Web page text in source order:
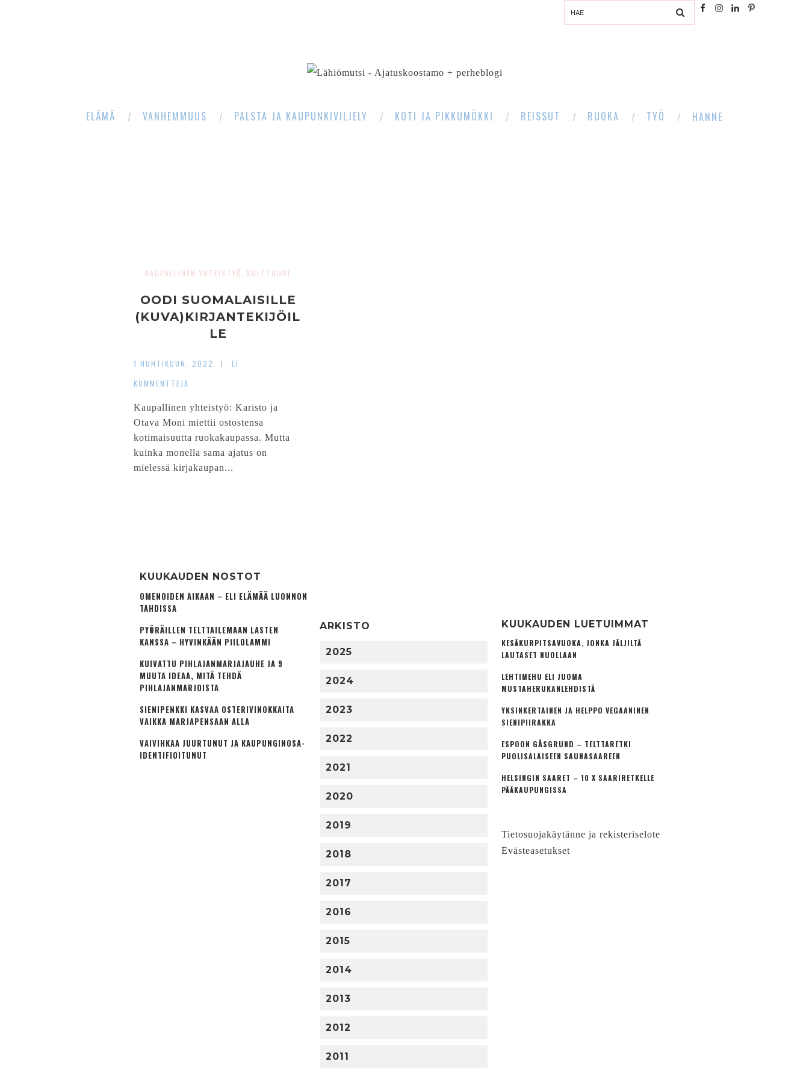
ELÄMÄ VANHEMMUUS PALSTA JA KAUPUNKIVILJELY KOTI JA PIKKUMÖKKI REISSUT RUOKA TYÖ HANNE
KAUPALLINEN YHTEISTYÖ , KULTTUURI
OODI SUOMALAISILLE
(KUVA)KIRJANTEKIJÖIL
LE
1 HUHTIKUUN, 2022
EI
KOMMENTTEJA
Kaupallinen yhteistyö: Karisto ja
Otava Moni miettii ostostensa
kotimaisuutta ruokakaupassa. Mutta
kuinka monella sama ajatus on
mielessä kirjakaupan...
KUUKAUDEN NOSTOT
OMENOIDEN AIKAAN – ELI ELÄMÄÄ LUONNON
TAHDISSA
PYÖRÄILLEN TELTTAILEMAAN LASTEN
KANSSA – HYVINKÄÄN PIILOLAMMI
KUIVATTU PIHLAJANMARJAJAUHE JA 9
MUUTA IDEAA, MITÄ TEHDÄ
PIHLAJANMARJOISTA
SIENIPENKKI KASVAA OSTERIVINOKKAITA
VAIKKA MARJAPENSAAN ALLA
VAIVIHKAA JUURTUNUT JA KAUPUNGINOSA­
IDENTIFIOITUNUT
ARKISTO
2025
2024
2023
2022
2021
2020
2019
2018
2017
2016
2015
2014
2013
2012
2011
KUUKAUDEN LUETUIMMAT
KESÄKURPITSAVUOKA, JONKA JÄLJILTÄ
LAUTASET NUOLLAAN
LEHTIMEHU ELI JUOMA
MUSTAHERUKANLEHDISTÄ
YKSINKERTAINEN JA HELPPO VEGAANINEN
SIENIPIIRAKKA
ESPOON GÅSGRUND – TELTTARETKI
PUOLISALAISEEN SAUNASAAREEN
HELSINGIN SAARET – 10 X SAARIRETKELLE
PÄÄKAUPUNGISSA
Tietosuojakäytänne ja rekisteriselote
Evästeasetukset